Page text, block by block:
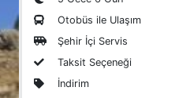
Otobüs ile Ulaşım
Şehir İçi Servis
Taksit Seçeneği
İndirim